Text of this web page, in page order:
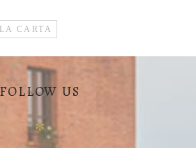
CARTA
FOLLOW US
✻